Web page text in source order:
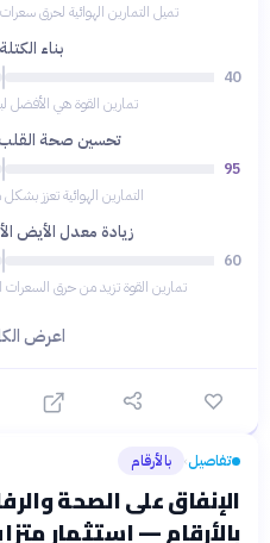
تميل التمارين الهوائية لحرق
بناء
40
تمارين القوة هي الأفضل
تحسين صحة القلب
95
التمارين الهوائية تعزز
زيادة معدل الأيض
60
تمارين القوة تزيد من حرق السعرات
اعرض الكل
تفاصيل› بالأرقام
الإنفاق على الصحة
بالأرقام — استثمار